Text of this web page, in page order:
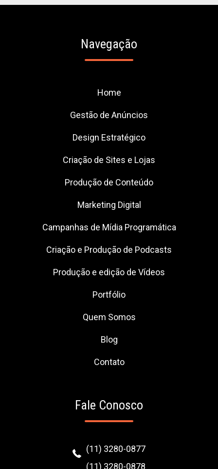
Navegação
Home
Gestão de Anúncios
Design Estratégico
Criação de Sites e Lojas
Produção de Conteúdo
Marketing Digital
Campanhas de Mídia Programática
Criação e Produção de Podcasts
Produção e edição de Vídeos
Portfólio
Quem Somos
Blog
Contato
Fale Conosco
(11) 3280-0877
(11) 3280-0878